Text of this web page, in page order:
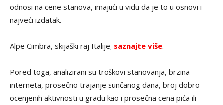
odnosi na cene stanova, imajući u vidu da je to u osnovi i
najveći izdatak.
Alpe Cimbra, skijaški raj Italije, saznajte više.
Pored toga, analizirani su troškovi stanovanja, brzina
interneta, prosečno trajanje sunčanog dana, broj dobro
ocenjenih aktivnosti u gradu kao i prosečna cena pića ili